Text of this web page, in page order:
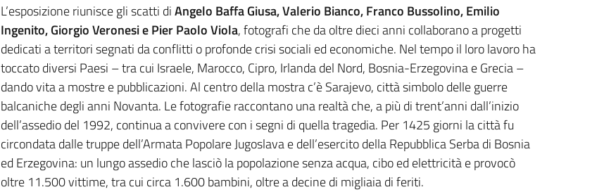
L’esposizione riunisce gli scatti diAngelo Baffa Giusa, Valerio Bianco, Franco Bussolino, Emilio
Ingenito, Giorgio Veronesi e Pier Paolo Viola, fotografi che da oltre dieci anni collaborano a progetti
dedicati a territori segnati da conflitti o profonde crisi sociali ed economiche. Nel tempo il loro lavoro ha
toccato diversi Paesi – tra cui Israele, Marocco, Cipro, Irlanda del Nord, Bosnia-Erzegovina e Grecia –
dando vita a mostre e pubblicazioni. Al centro della mostra c’è Sarajevo, città simbolo delle guerre
balcaniche degli anni Novanta. Le fotografie raccontano una realtà che, a più di trent’anni dall’inizio
dell’assedio del 1992, continua a convivere con i segni di quella tragedia. Per 1425 giorni la città fu
circondata dalle truppe dell’Armata Popolare Jugoslava e dell’esercito della Repubblica Serba di Bosnia
ed Erzegovina: un lungo assedio che lasciò la popolazione senza acqua, cibo ed elettricità e provocò
oltre 11.500 vittime, tra cui circa 1.600 bambini, oltre a decine di migliaia di feriti.